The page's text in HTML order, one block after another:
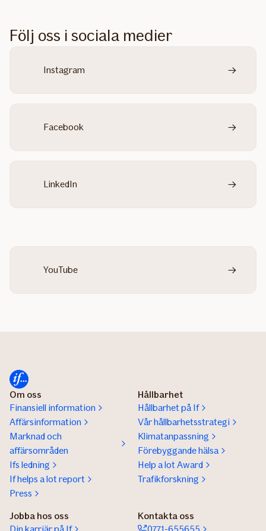
Följ oss i sociala medier
Instagram
Facebook
LinkedIn
YouTube
Om oss
Finansiell information
Affärsinformation
Marknad och
affärsområden
Ifs ledning
If helps a lot report
Press
Hållbarhet
Hållbarhet på If
Vår hållbarhetsstrategi
Klimatanpassning
Förebyggande hälsa
Help a lot Award
Trafikforskning
Jobba hos oss
Kontakta oss